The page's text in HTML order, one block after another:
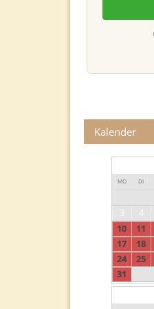
Kalender
MO DI
3
4
10
11
17
18
24
25
31